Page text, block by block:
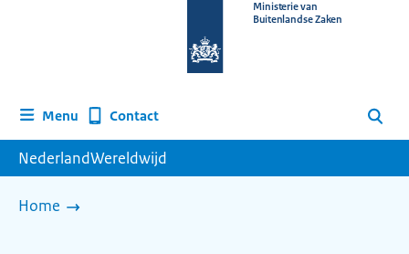
homepage
Ministerie van
Buitenlandse Zaken
Menu Contact Zoeken
NederlandWereldwijd
Home